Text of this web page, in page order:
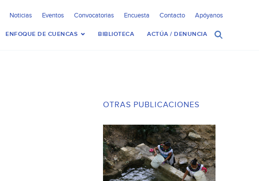
Noticias Eventos Convocatorias Encuesta Contacto Apóyanos
ENFOQUE DE CUENCAS BIBLIOTECA ACTÚA / DENUNCIA
OTRAS PUBLICACIONES